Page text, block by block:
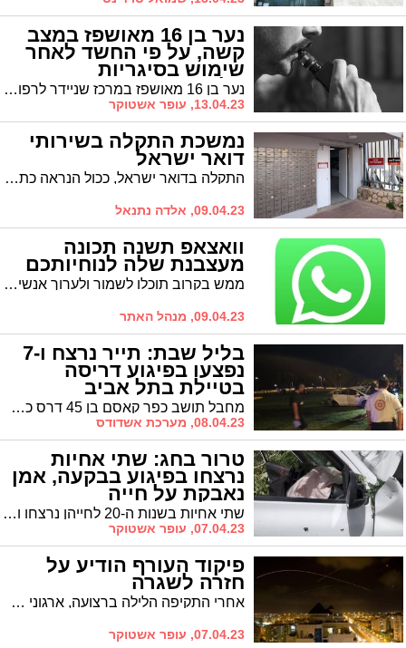
נער בן 16 מאושפז במצב
קשה, על פי החשד לאחר
שימוש בסיגריות
אלקטרוניות נער בן 16 מאושפז במרכז שניידר לרפואת ילדים, כשהוא מחובר למכונת אקמו המדמה את פעילות הלב והריאות. אמו מבקשת מההורים למנוע מילדיהם שימוש בסיגריות אלקטרוניות
13.04.23, עופר אשטוקר
נמשכת התקלה בשירותי
דואר ישראל
התקלה בדואר ישראל, ככול הנראה כתוצאה ממתקפת סייבר, נמשכת. לא ניתן לשלם רישיונות ואגרות בסניפי דואר ישראל, לרבות ביצוע העברת בעלות. באפשרותכם לבצע מגוון פעולות באופן דיגיטלי באתר משרד התחבורה.
09.04.23, אלדה נתנאל
וואצאפ תשנה תכונה
מעצבנת שלה לנוחיותכם
ממש בקרוב תוכלו לשמור ולערוך אנשי קשר, מבלי לצאת מהאפליקציה, כפי שקורה היום. בנוסף, מתפרסמים פרטים חדשים על תכונת הניוזלטרים של וואטסאפ, שתיקרא "ערוצים"
09.04.23, מנהל האתר
בליל שבת: תייר נרצח ו-7
נפצעו בפיגוע דריסה
בטיילת בתל אביב
מחבל תושב כפר קאסם בן 45 דרס כמה בני אדם באזור הטיילת בעיר תל אביב, איבד שליטה על רכבו וחוסל.
08.04.23, מערכת אשדודס
טרור בחג: שתי אחיות
נרצחו בפיגוע בבקעה, אמן
נאבקת על חייה
שתי אחיות בשנות ה-20 לחייהן נרצחו ואמן בת 48 נפצעה אנושות בפיגוע ירי בצומת חמרה בצפון בקעת הירדן * מצוד אחר המחבלים שנמלטו מהמקום
07.04.23, עופר אשטוקר
פיקוד העורף הודיע על
חזרה לשגרה
אחרי התקיפה הלילה ברצועה, ארגוני המחבלים החלו בירי טילים לעבר ישובי עוטף עזה ואשקלון. לא דווח על נפגעים בכל האירועים * צה"ל המשיך הלילה בתקיפות של אתרי חמאס ברצועה ותקיפה בוצעה הלילה גם בדרום לבנון * בשעות הבוקר הודיע פיקוד העורף על חזרה מלאה לשגרה בעוטף עזה
07.04.23, עופר אשטוקר